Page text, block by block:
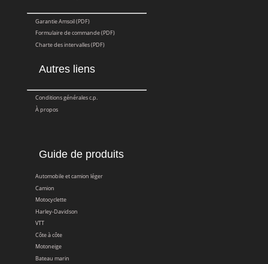
Garantie Amsoil (PDF)
Formulaire de commande (PDF)
Charte des intervalles (PDF)
Autres liens
Conditions générales c.p.
À propos
Guide de produits
Automobile et camion léger
Camion
Motocyclette
Harley-Davidson
VTT
Côte à côte
Motoneige
Bateau marin